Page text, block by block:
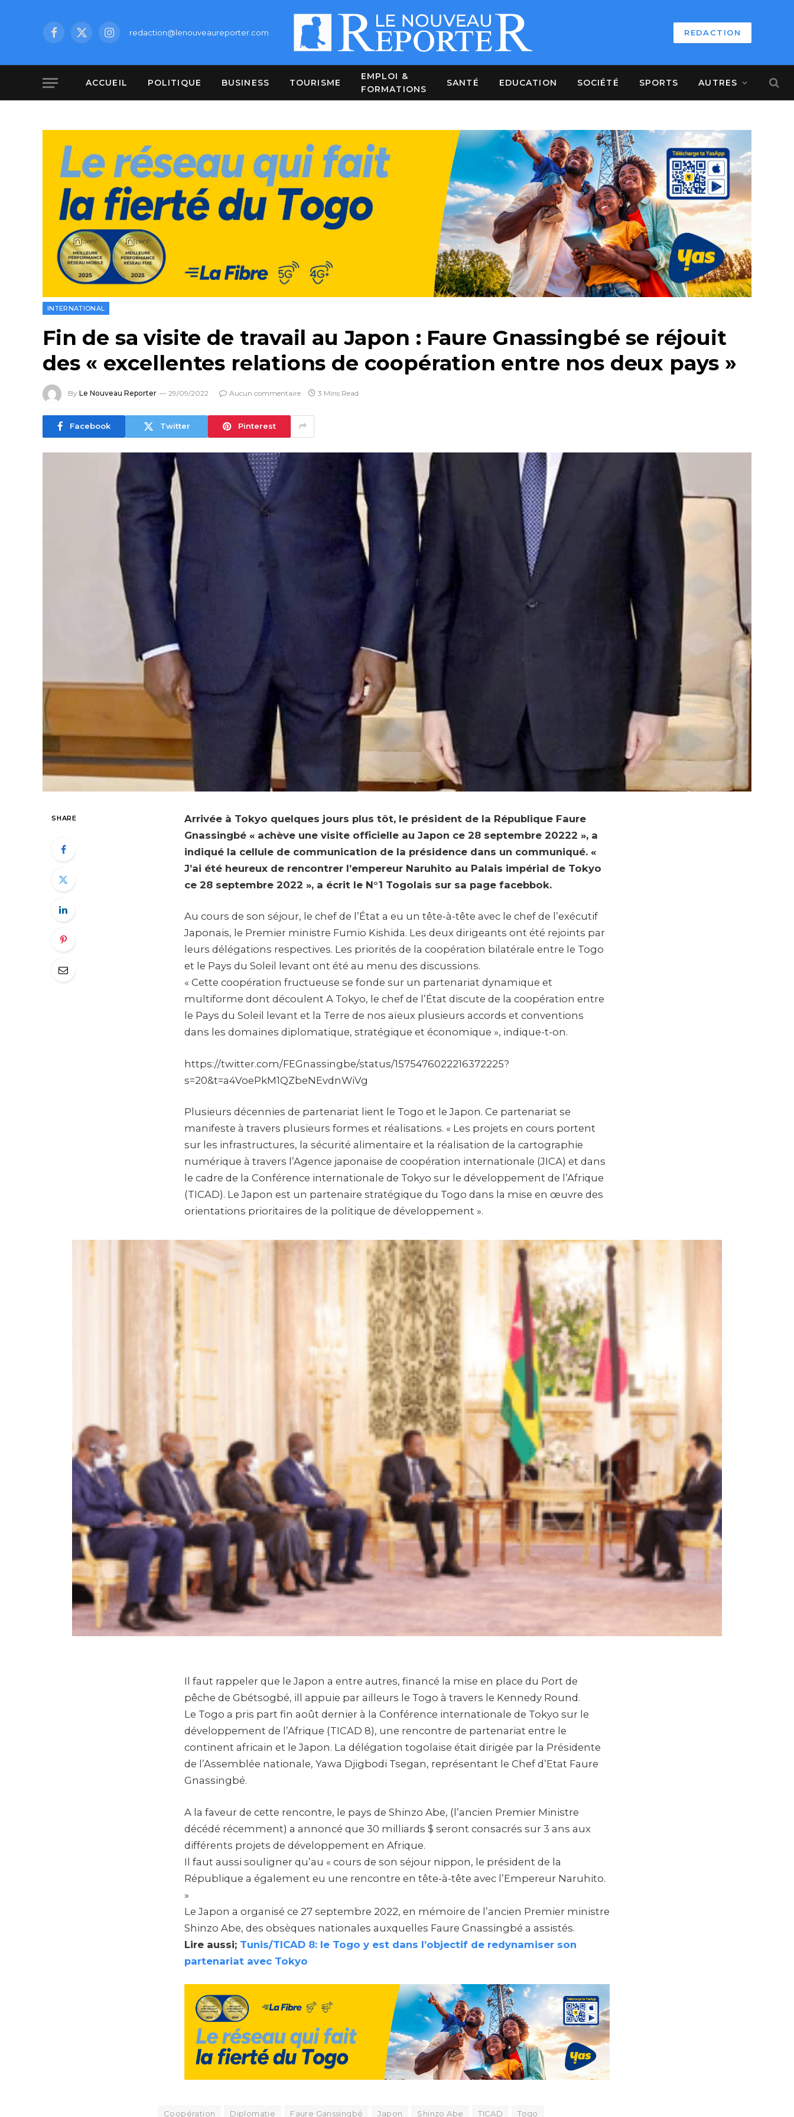
Facebook
X
Instagramredaction@lenouveaureporter.com REDACTION
ACCUEIL POLITIQUE BUSINESS TOURISME
EMPLOI &
FORMATIONS
SANTÉ EDUCATION SOCIÉTÉ SPORTS AUTRES
INTERNATIONAL
Fin de sa visite de travail au Japon : Faure Gnassingbé se réjouit
des « excellentes relations de coopération entre nos deux pays »
By Le Nouveau Reporter 29/09/2022 Aucun commentaire 3 Mins Read
Facebook Twitter Pinterest
SHARE
Arrivée à Tokyo quelques jours plus tôt, le président de la République Faure
Gnassingbé « achève une visite officielle au Japon ce 28 septembre 20222 », a
indiqué la cellule de communication de la présidence dans un communiqué. «
J’ai été heureux de rencontrer l’empereur Naruhito au Palais impérial de Tokyo
ce 28 septembre 2022 », a écrit le N°1 Togolais sur sa page facebbok.
Au cours de son séjour, le chef de l’État a eu un tête-à-tête avec le chef de l’exécutif
Japonais, le Premier ministre Fumio Kishida. Les deux dirigeants ont été rejoints par
leurs délégations respectives. Les priorités de la coopération bilatérale entre le Togo
et le Pays du Soleil levant ont été au menu des discussions.
« Cette coopération fructueuse se fonde sur un partenariat dynamique et
multiforme dont découlent A Tokyo, le chef de l’État discute de la coopération entre
le Pays du Soleil levant et la Terre de nos aïeux plusieurs accords et conventions
dans les domaines diplomatique, stratégique et économique », indique-t-on.
https://twitter.com/FEGnassingbe/status/1575476022216372225?
s=20&t=a4VoePkM1QZbeNEvdnWiVg
Plusieurs décennies de partenariat lient le Togo et le Japon. Ce partenariat se
manifeste à travers plusieurs formes et réalisations. « Les projets en cours portent
sur les infrastructures, la sécurité alimentaire et la réalisation de la cartographie
numérique à travers l’Agence japonaise de coopération internationale (JICA) et dans
le cadre de la Conférence internationale de Tokyo sur le développement de l’Afrique
(TICAD). Le Japon est un partenaire stratégique du Togo dans la mise en œuvre des
orientations prioritaires de la politique de développement ».
Il faut rappeler que le Japon a entre autres, financé la mise en place du Port de
pêche de Gbétsogbé, ill appuie par ailleurs le Togo à travers le Kennedy Round.
Le Togo a pris part fin août dernier à la Conférence internationale de Tokyo sur le
développement de l’Afrique (TICAD 8), une rencontre de partenariat entre le
continent africain et le Japon. La délégation togolaise était dirigée par la Présidente
de l’Assemblée nationale, Yawa Djigbodi Tsegan, représentant le Chef d’Etat Faure
Gnassingbé.
A la faveur de cette rencontre, le pays de Shinzo Abe, (l’ancien Premier Ministre
décédé récemment) a annoncé que 30 milliards $ seront consacrés sur 3 ans aux
différents projets de développement en Afrique.
Il faut aussi souligner qu’au « cours de son séjour nippon, le président de la
République a également eu une rencontre en tête-à-tête avec l’Empereur Naruhito.
»
Le Japon a organisé ce 27 septembre 2022, en mémoire de l’ancien Premier ministre
Shinzo Abe, des obsèques nationales auxquelles Faure Gnassingbé a assistés.
Lire aussi; Tunis/TICAD 8: le Togo y est dans l’objectif de redynamiser son
partenariat avec Tokyo
Coopération Diplomatie Faure Ganssingbé Japon Shinzo Abe TICAD Togo